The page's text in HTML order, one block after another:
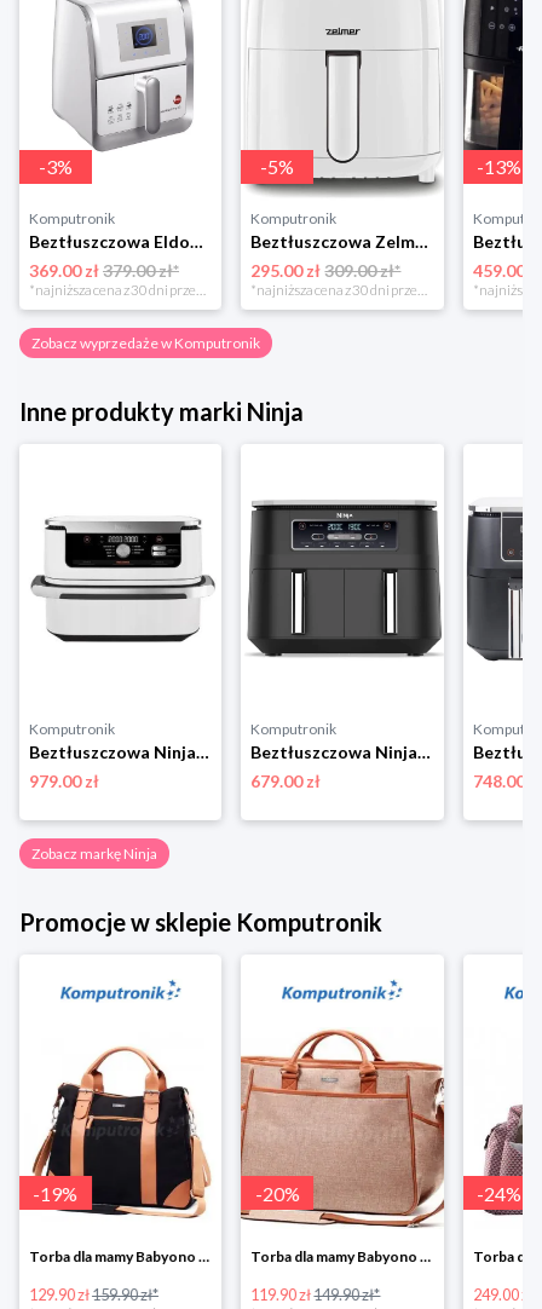
-3%
Komputronik
Beztłuszczowa Eldom MFC1000 biało-srebrny
369.00 zł379.00 zł*
-5%
Komputronik
Beztłuszczowa Zelmer ZAF3551W biały
295.00 zł 309.00 zł*
-13%
459.00 zł
Zobacz wyprzedaże w Komputronik
Inne produkty marki Ninja
Komputronik
Beztłuszczowa Ninja AF500EUWH biały
979.00 zł
Komputronik
Beztłuszczowa Ninja AF300EU czarny
679.00 zł
748.00 zł
Zobacz markę Ninja
Promocje w sklepie Komputronik
-19%
Torba dla mamy Babyono 1505/01 Comfort Icoinic 5/5
129.90 zł159.90 zł*
-20%
Torba dla mamy Babyono 1507/01 Comfort Chic w super cenie
119.90 zł149.90 zł*
-24%
249.00 zł